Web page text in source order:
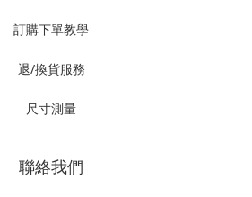
訂購下單教學
退/換貨服務
尺寸測量
聯絡我們